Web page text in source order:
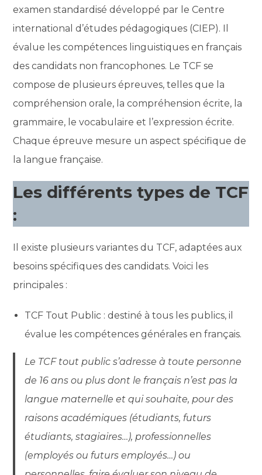
examen standardisé développé par le Centre
international d’études pédagogiques (CIEP). Il
évalue les compétences linguistiques en français
des candidats non francophones. Le TCF se
compose de plusieurs épreuves, telles que la
compréhension orale, la compréhension écrite, la
grammaire, le vocabulaire et l’expression écrite.
Chaque épreuve mesure un aspect spécifique de
la langue française.
Les différents types de TCF
:
Il existe plusieurs variantes du TCF, adaptées aux
besoins spécifiques des candidats. Voici les
principales :
TCF Tout Public : destiné à tous les publics, il
évalue les compétences générales en français.
Le TCF tout public s’adresse à toute personne
de 16 ans ou plus dont le français n’est pas la
langue maternelle et qui souhaite, pour des
raisons académiques (étudiants, futurs
étudiants, stagiaires…), professionnelles
(employés ou futurs employés…) ou